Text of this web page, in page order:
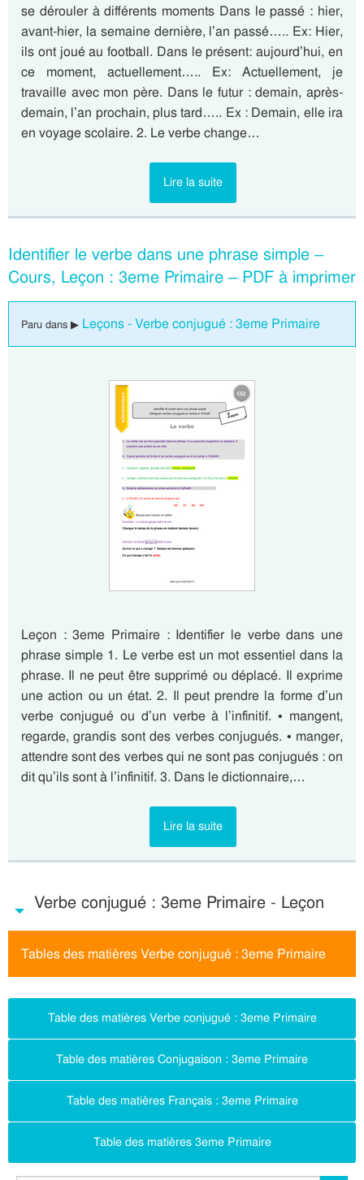
se dérouler à différents moments Dans le passé : hier,
avant-hier, la semaine dernière, l’an passé….. Ex: Hier,
ils ont joué au football. Dans le présent: aujourd’hui, en
ce moment, actuellement….. Ex: Actuellement, je
travaille avec mon père. Dans le futur : demain, après-
demain, l’an prochain, plus tard….. Ex : Demain, elle ira
en voyage scolaire. 2. Le verbe change…
Lire la suite
Identifier le verbe dans une phrase simple –
Cours, Leçon : 3eme Primaire – PDF à imprimer
Paru dans ▶ Leçons - Verbe conjugué : 3eme Primaire
Leçon : 3eme Primaire : Identifier le verbe dans une
phrase simple 1. Le verbe est un mot essentiel dans la
phrase. Il ne peut être supprimé ou déplacé. Il exprime
une action ou un état. 2. Il peut prendre la forme d’un
verbe conjugué ou d’un verbe à l’infinitif. • mangent,
regarde, grandis sont des verbes conjugués. • manger,
attendre sont des verbes qui ne sont pas conjugués : on
dit qu’ils sont à l’infinitif. 3. Dans le dictionnaire,…
Lire la suite
Verbe conjugué : 3eme Primaire - Leçon
Tables des matières Verbe conjugué : 3eme Primaire
Table des matières Verbe conjugué : 3eme Primaire
Table des matières Conjugaison : 3eme Primaire
Table des matières Français : 3eme Primaire
Table des matières 3eme Primaire